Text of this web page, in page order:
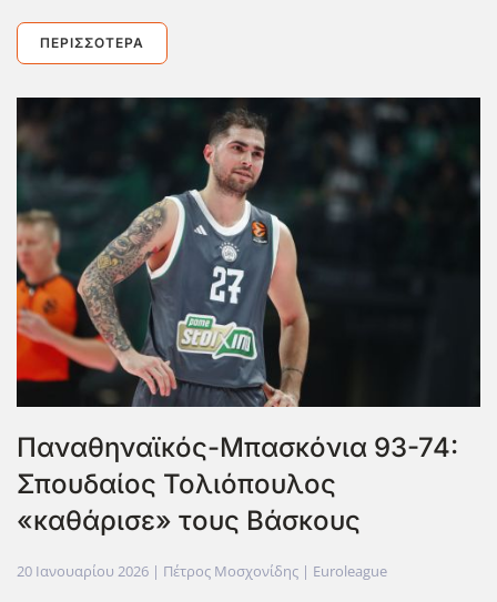
ΠΕΡΙΣΣΌΤΕΡΑ
Παναθηναϊκός-Μπασκόνια 93-74:
Σπουδαίος Τολιόπουλος
«καθάρισε» τους Βάσκους
20 Ιανουαρίου 2026 | Πέτρος Μοσχονίδης | Euroleague